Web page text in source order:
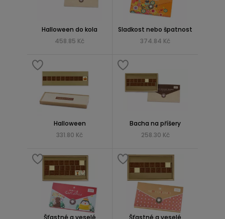
Halloween do kola
458.85 Kč
Sladkost nebo špatnost
374.84 Kč
Halloween
331.80 Kč
Bacha na příšery
258.30 Kč
Šťastné a veselé Šťastné a veselé